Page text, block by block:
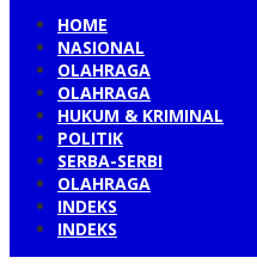
HOME
NASIONAL
OLAHRAGA
OLAHRAGA
HUKUM & KRIMINAL
POLITIK
SERBA-SERBI
OLAHRAGA
INDEKS
INDEKS